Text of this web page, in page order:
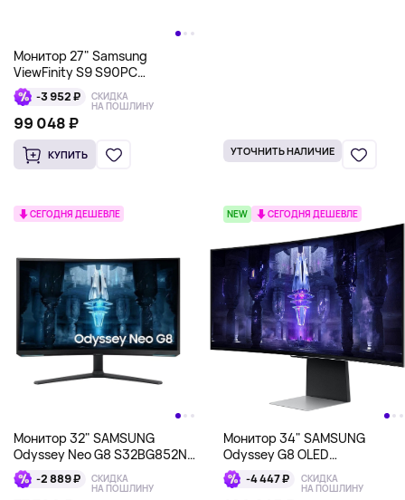
Монитор 27" Samsung
ViewFinity S9 S90PC
LS27C902PAMXUE
5120x2880, IPS,
серебристый
-3 952 ₽ СКИДКА
НА ПОШЛИНУ
99 048 ₽
КУПИТЬ УТОЧНИТЬ НАЛИЧИЕ
СЕГОДНЯ ДЕШЕВЛЕ
Монитор 32" SAMSUNG
Odyssey Neo G8 S32BG852NI,
3840x2160, VA, черный/
белый-2 889 ₽ СКИДКА
НА ПОШЛИНУ
NEW СЕГОДНЯ ДЕШЕВЛЕ
Монитор 34" SAMSUNG
Odyssey G8 OLED
LS34BG850SMXUE,
3440x1440, cеребристый
-4 447 ₽ СКИДКА
НА ПОШЛИНУ